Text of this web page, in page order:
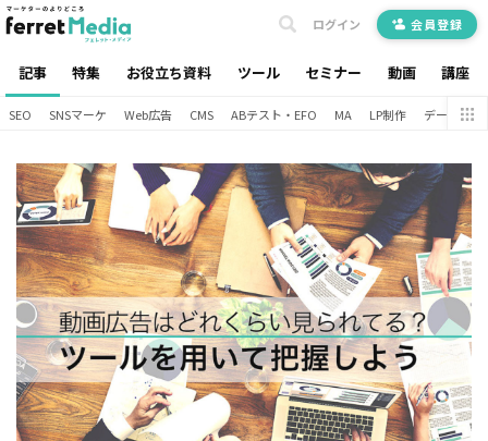
記事 特集 お役立ち資料 ツール セミナー 動画 講座
ログイン 会員登録
SEO SNSマーケ Web広告 CMS ABテスト・EFO MA LP制作 データ分析